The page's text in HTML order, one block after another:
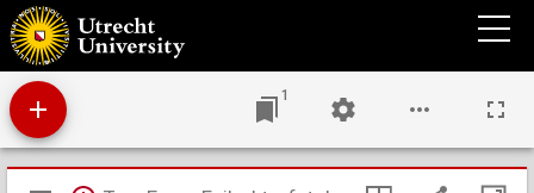
Verandering der urine door het gebruik van minerale zuren
1
Mirador